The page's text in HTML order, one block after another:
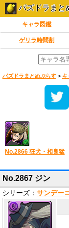
パズドラまと
キャラ図鑑
ゲリラ時間割
パズドラまとめぷらす > キ
No.2866 狂犬・相良猛
No.2867 ジン
シリーズ： サンデー